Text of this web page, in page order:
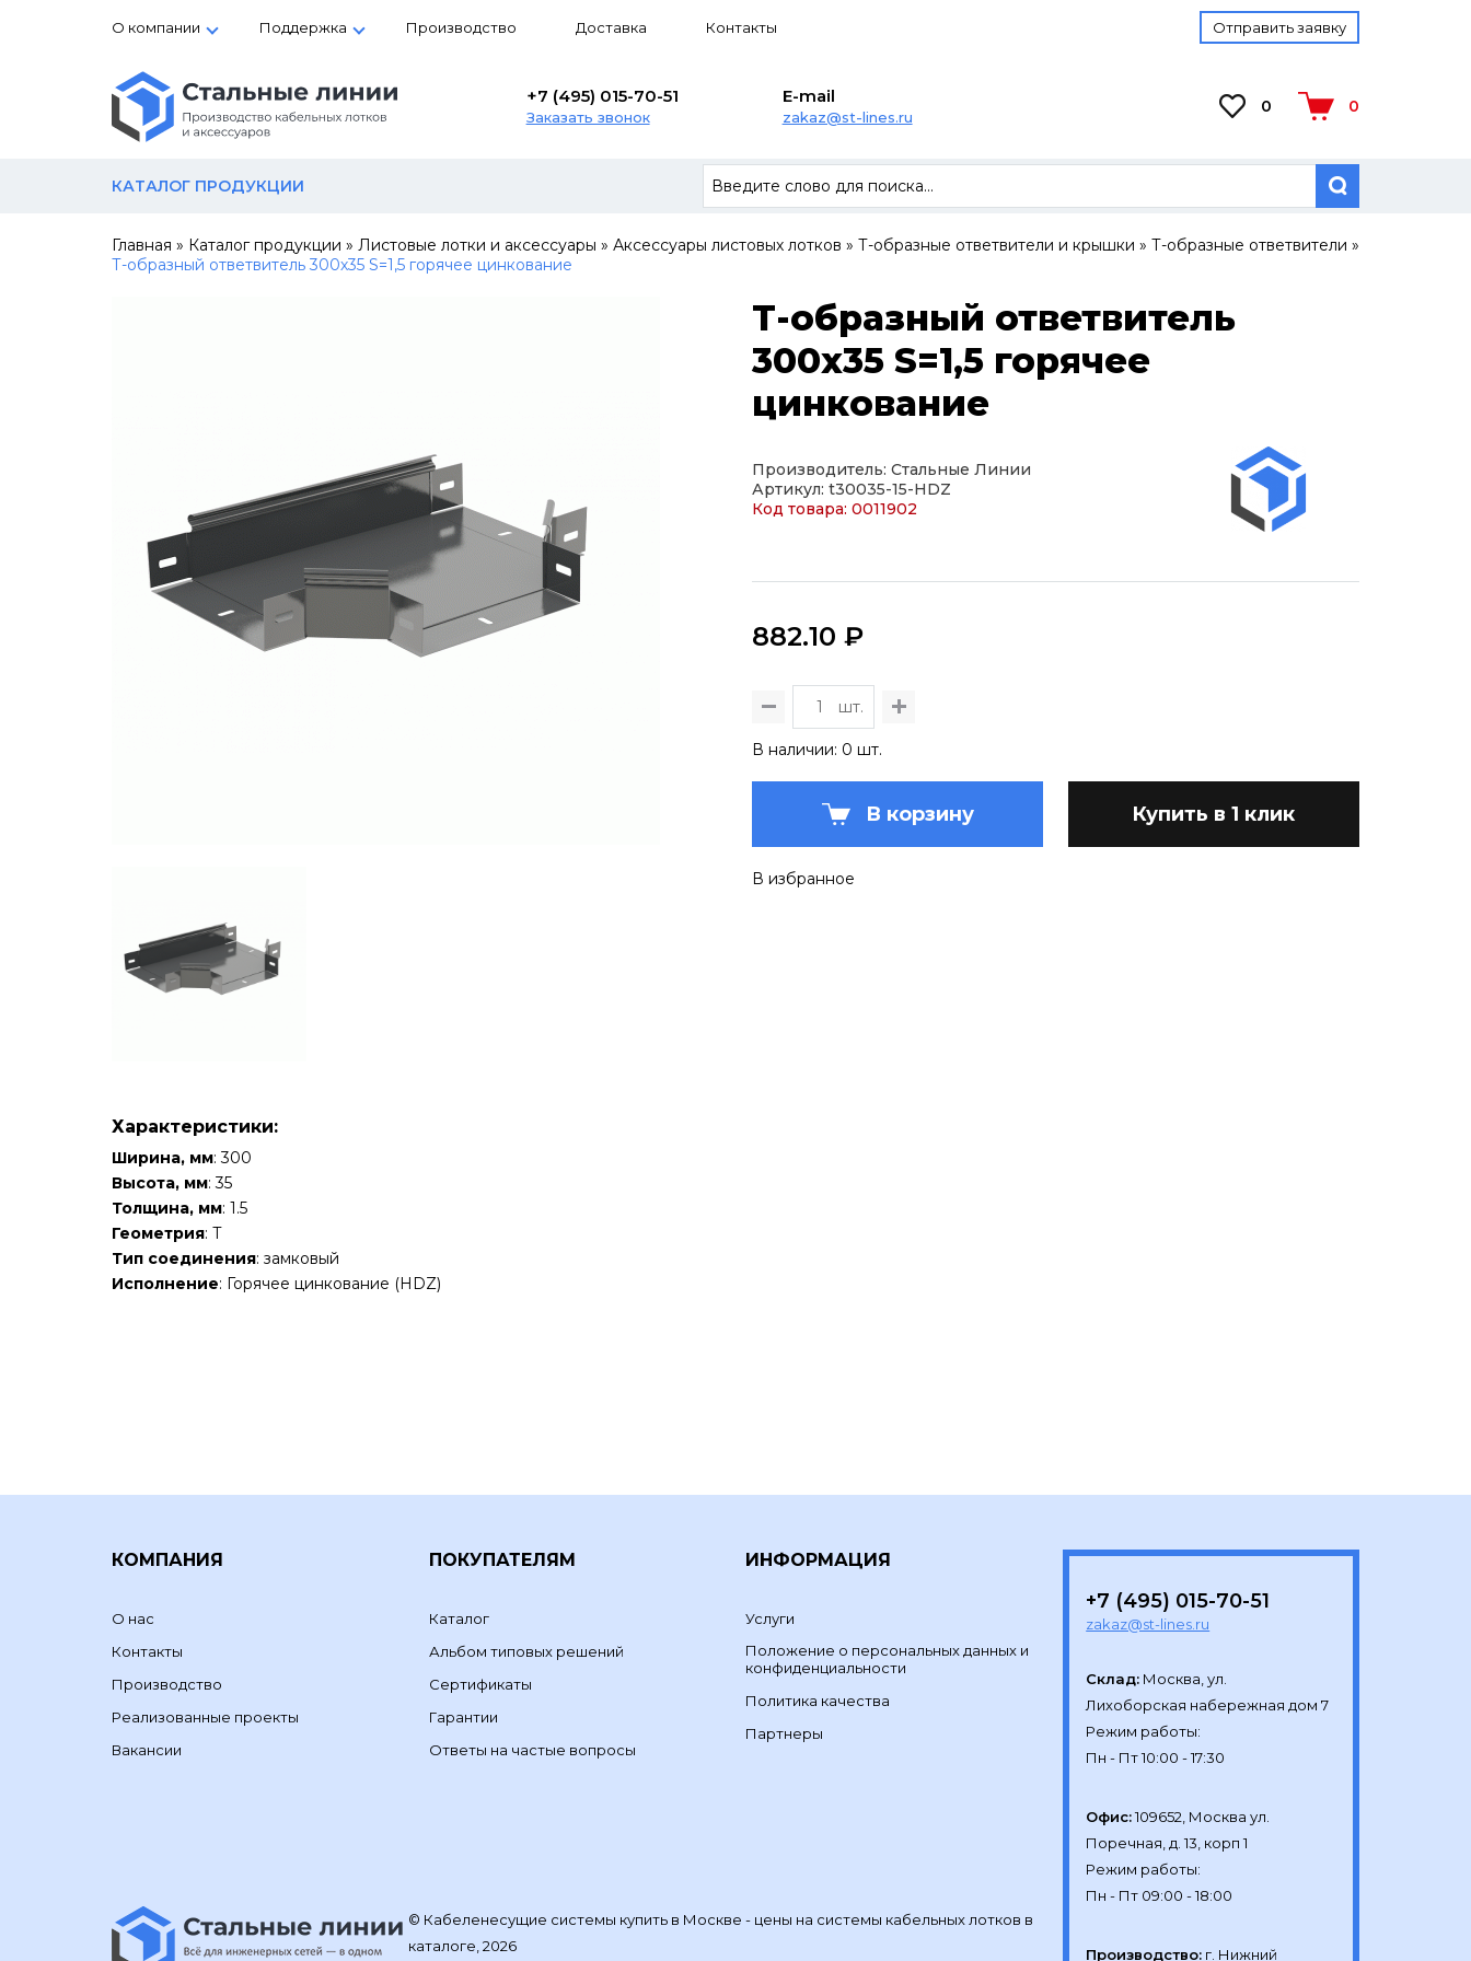
О компании Поддержка Производство Доставка Контакты Отправить заявку
+7 (495) 015-70-51
Заказать звонок
E-mail
zakaz@st-lines.ru
0 0
КАТАЛОГ ПРОДУКЦИИ
Главная » Каталог продукции » Листовые лотки и аксессуары » Аксессуары листовых лотков » Т-образные ответвители и крышки » Т-образные ответвители »
Т-образный ответвитель 300х35 S=1,5 горячее цинкование
Т-образный ответвитель
300х35 S=1,5 горячее
цинкование
Производитель: Стальные Линии
Артикул: t30035-15-HDZ
Код товара: 0011902
882.10 ₽
шт.
В наличии: 0 шт.
В корзину Купить в 1 клик
В избранное
Характеристики:
Ширина, мм: 300
Высота, мм: 35
Толщина, мм: 1.5
Геометрия: Т
Тип соединения: замковый
Исполнение: Горячее цинкование (HDZ)
КОМПАНИЯ
О нас
Контакты
Производство
Реализованные проекты
Вакансии
ПОКУПАТЕЛЯМ
Каталог
Альбом типовых решений
Сертификаты
Гарантии
Ответы на частые вопросы
ИНФОРМАЦИЯ
Услуги
Положение о персональных данных и
конфиденциальности
Политика качества
Партнеры
+7 (495) 015-70-51
zakaz@st-lines.ru
Склад: Москва, ул.
Лихоборская набережная дом 7
Режим работы:
Офис: 109652, Москва ул.
Поречная, д. 13, корп 1
Режим работы:
Производство: г. Нижний
© Кабеленесущие системы купить в Москве - цены на системы кабельных лотков в
каталоге, 2026